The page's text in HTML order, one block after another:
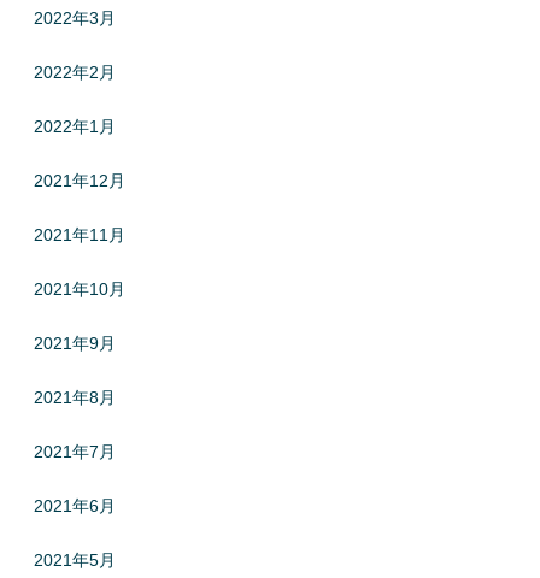
2022年3月
2022年2月
2022年1月
2021年12月
2021年11月
2021年10月
2021年9月
2021年8月
2021年7月
2021年6月
2021年5月